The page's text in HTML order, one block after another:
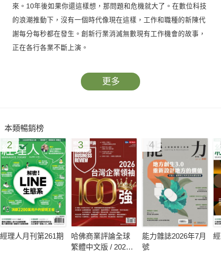
來。10年後如果你還這樣想，那問題和危機就大了。在數位科技
的浪潮推動下，沒有一個時代像現在這樣，工作和職種的新陳代
謝每分每秒都在發生。創新行業消滅無數現有工作機會的故事，
正在各行各業不斷上演。
更多
本類暢銷榜
2
經理人月刊第261期
3
哈佛商業評論全球
繁體中文版 / 2026
4
能力雜誌2026年7月
號